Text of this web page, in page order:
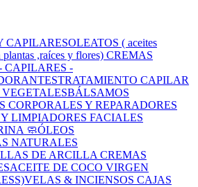
CAPILARESOLEATOS ( aceites
plantas ,raíces y flores) CREMAS
CAPILARES -
TRATAMIENTO CAPILAR
BÁLSAMOS
CORPORALES Y REPARADORES
LIMPIADORES FACIALES
🧼ÓLEOS
NATURALES
DE ARCILLA CREMAS
ACEITE DE COCO VIRGEN
VELAS & INCIENSOS CAJAS